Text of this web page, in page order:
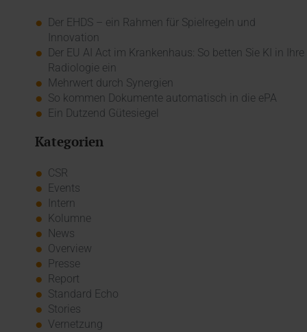
Der EHDS – ein Rahmen für Spielregeln und
Innovation
Der EU AI Act im Krankenhaus: So betten Sie KI in Ihre
Radiologie ein
Mehrwert durch Synergien
So kommen Dokumente automatisch in die ePA
Ein Dutzend Gütesiegel
Kategorien
CSR
Events
Intern
Kolumne
News
Overview
Presse
Report
Standard Echo
Stories
Vernetzung